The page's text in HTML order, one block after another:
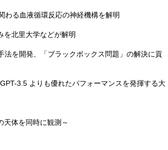
わる血液循環反応の神経機構を解明
を北里大学などが解明
を開発、「ブラックボックス問題」の解決に貢
3.5 よりも優れたパフォーマンスを発揮する大
天体を同時に観測～